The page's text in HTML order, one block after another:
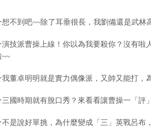
不到吧~~除了耳垂很長，我劉備還是武林
技派曹操上線！你以為我要殺你？沒有啦
~~
董卓明明就是實力偶像派，又帥又能打，
國時期就有脫口秀？來看看讓曹操一「評
是說好單挑，為什麼變成「三」英戰呂布